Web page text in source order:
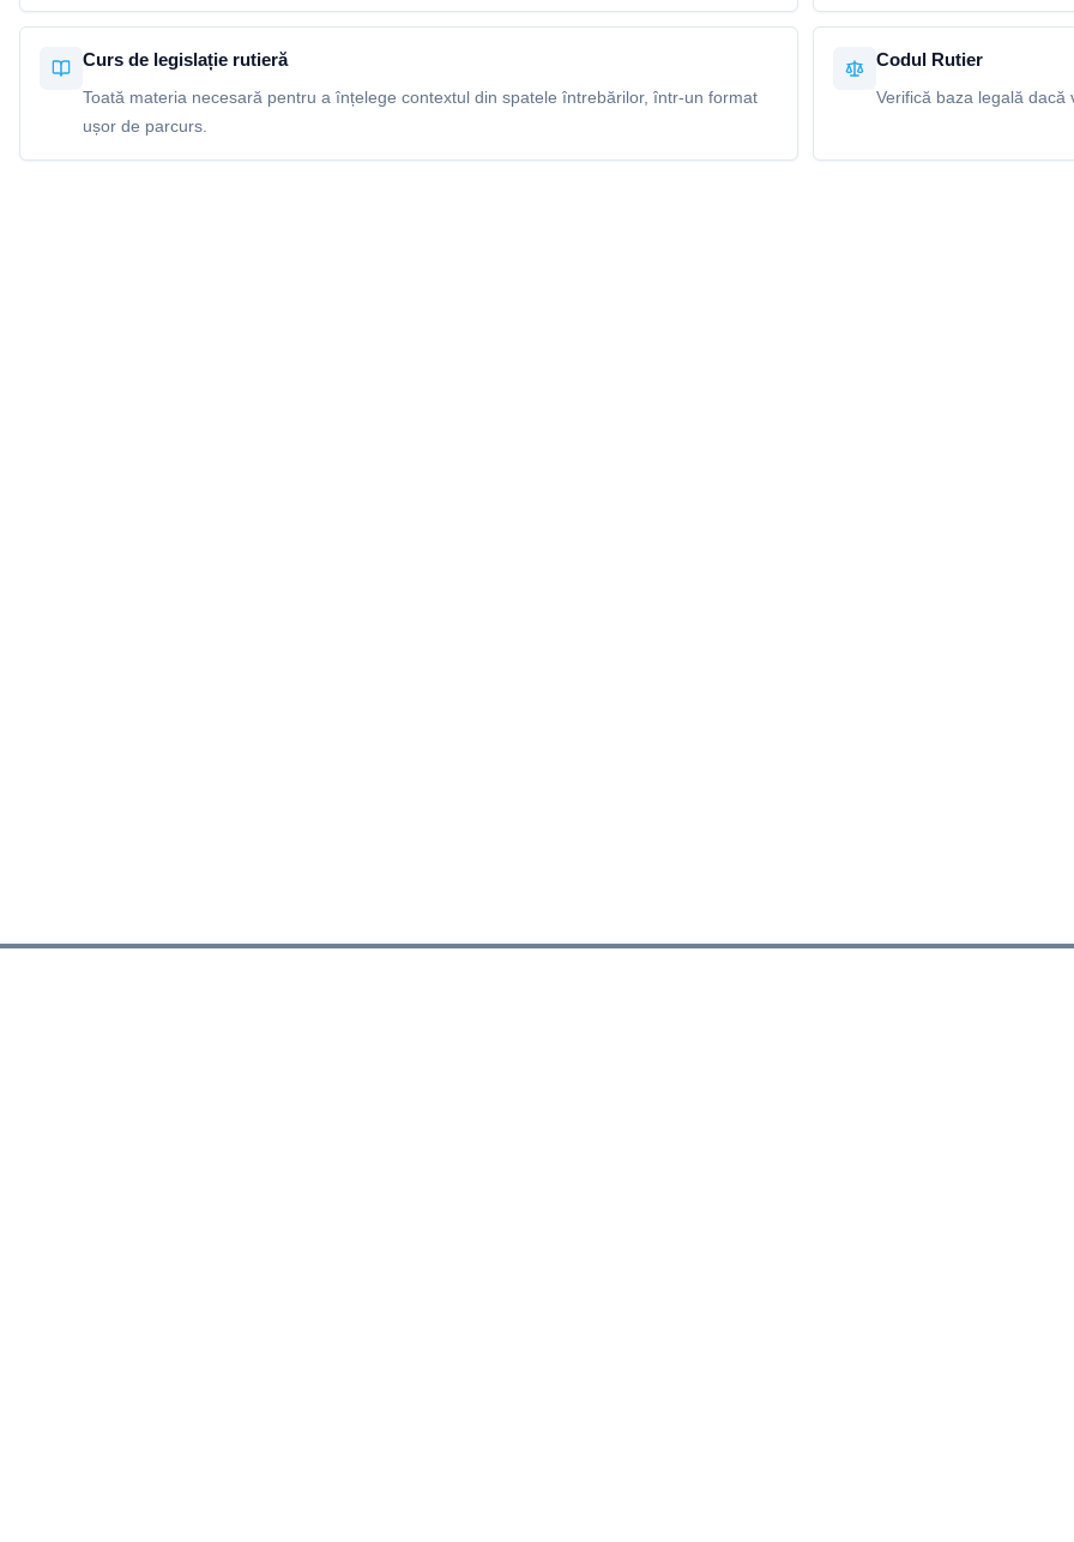
Curs de legislație rutieră
Toată materia necesară pentru a înțelege contextul din spatele întrebărilor, într-un format
ușor de parcurs.
Codul Rutier
Verifică baza legală dacă